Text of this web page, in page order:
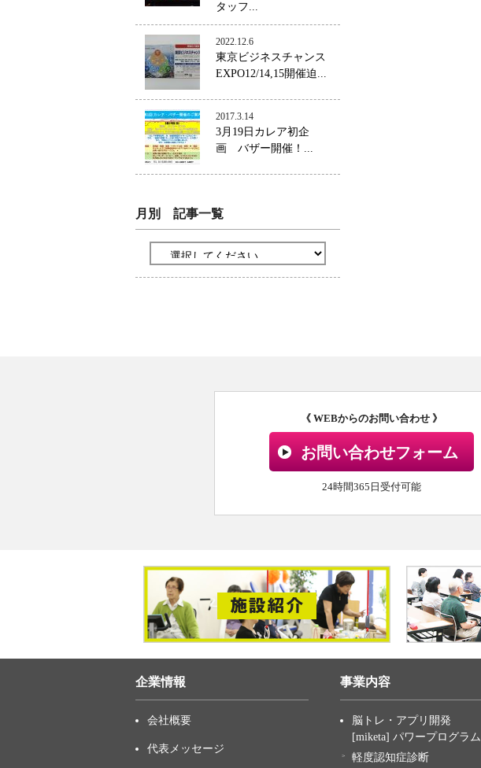
タッフ...
2022.12.6
東京ビジネスチャンス
EXPO12/14,15開催迫...
2017.3.14
3月19日カレア初企
画 バザー開催！...
月別 記事一覧
《 WEBからのお問い合わせ 》
お問い合わせフォーム
24時間365日受付可能
企業情報
会社概要
代表メッセージ
事業内容
脳トレ・アプリ開発
[miketa] パワープログラム
軽度認知症診断